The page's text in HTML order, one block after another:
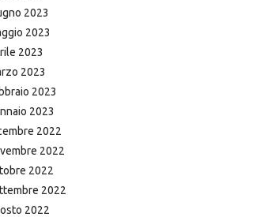
2023
2023
2023
2023
2023
2023
2022
2022
2022
2022
2022